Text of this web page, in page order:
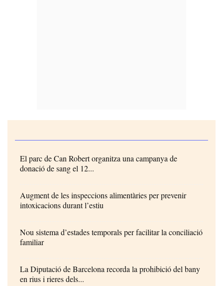
El parc de Can Robert organitza una campanya de
donació de sang el 12...
Augment de les inspeccions alimentàries per prevenir
intoxicacions durant l’estiu
Nou sistema d’estades temporals per facilitar la conciliació
familiar
La Diputació de Barcelona recorda la prohibició del bany
en rius i rieres dels...